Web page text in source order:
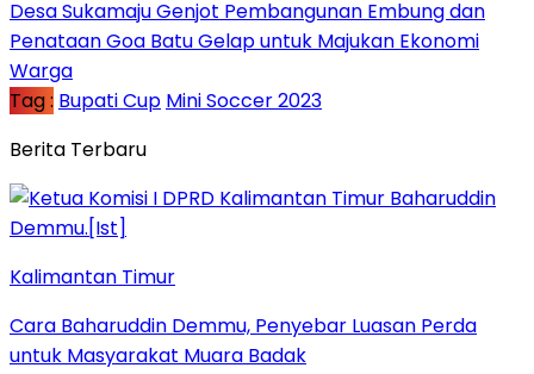
Desa Sukamaju Genjot Pembangunan Embung dan
Penataan Goa Batu Gelap untuk Majukan Ekonomi
Warga
Tag : Bupati Cup Mini Soccer 2023
Berita Terbaru
Kalimantan Timur
Cara Baharuddin Demmu, Penyebar Luasan Perda
untuk Masyarakat Muara Badak